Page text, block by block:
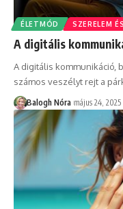
ÉLETMÓD SZERELEM
A digitális
A digitális kommunikáció,
számos veszélyt rejt a
Balogh Nóra május 24, 2025